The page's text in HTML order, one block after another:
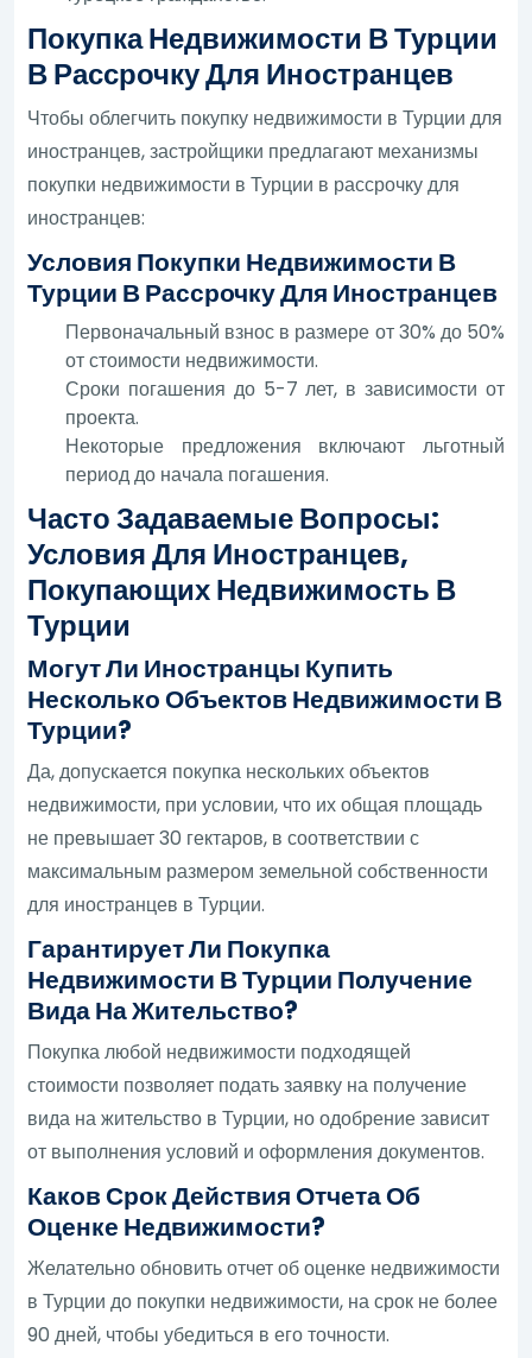
Покупка Недвижимости В Турции
В Рассрочку Для Иностранцев
Чтобы облегчить покупку недвижимости в Турции для
иностранцев, застройщики предлагают механизмы
покупки недвижимости в Турции в рассрочку для
иностранцев:
Условия Покупки Недвижимости В
Турции В Рассрочку Для Иностранцев
Первоначальный взнос в размере от 30% до 50%
от стоимости недвижимости.
Сроки погашения до 5-7 лет, в зависимости от
проекта.
Некоторые предложения включают льготный
период до начала погашения.
Часто Задаваемые Вопросы:
Условия Для Иностранцев,
Покупающих Недвижимость В
Турции
Могут Ли Иностранцы Купить
Несколько Объектов Недвижимости В
Турции?
Да, допускается покупка нескольких объектов
недвижимости, при условии, что их общая площадь
не превышает 30 гектаров, в соответствии с
максимальным размером земельной собственности
для иностранцев в Турции.
Гарантирует Ли Покупка
Недвижимости В Турции Получение
Вида На Жительство?
Покупка любой недвижимости подходящей
стоимости позволяет подать заявку на получение
вида на жительство в Турции, но одобрение зависит
от выполнения условий и оформления документов.
Каков Срок Действия Отчета Об
Оценке Недвижимости?
Желательно обновить отчет об оценке недвижимости
в Турции до покупки недвижимости, на срок не более
90 дней, чтобы убедиться в его точности.